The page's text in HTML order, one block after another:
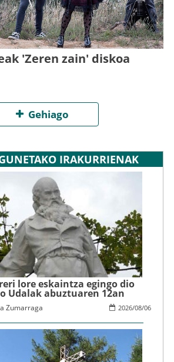
'Zeren zain' diskoa
Gehiago
IRAKURRIENAK
lore eskaintza egingo dio
Udalak abuztuaren 12an
2026/08/06
Zumarraga